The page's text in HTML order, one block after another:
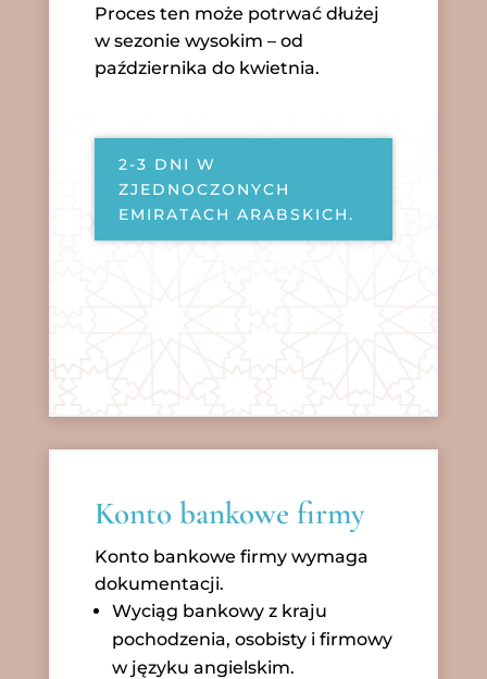
Proces ten może potrwać dłużej
w sezonie wysokim – od
października do kwietnia.
2-3 DNI W
ZJEDNOCZONYCH
EMIRATACH ARABSKICH.
Konto bankowe firmy
Konto bankowe firmy wymaga
dokumentacji.
Wyciąg bankowy z kraju
pochodzenia, osobisty i firmowy
w języku angielskim.